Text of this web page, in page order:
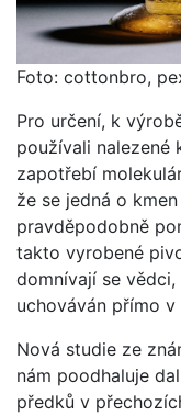
Foto: cottonbro,
Pro určení, k
používali nalezené
zapotřebí
že se jedná o
pravděpodobně
takto vyrobené
domnívají se
uchováván přímo
Nová studie ze
nám poodhaluje
předků v